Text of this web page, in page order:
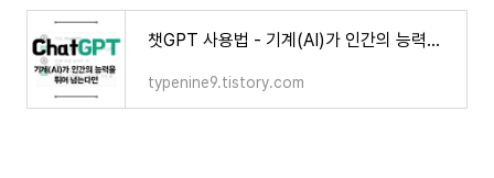
챗GPT 사용법 - 기계(AI)가 인간의 능력을 뛰어 넘는다면
typenine9.tistory.com